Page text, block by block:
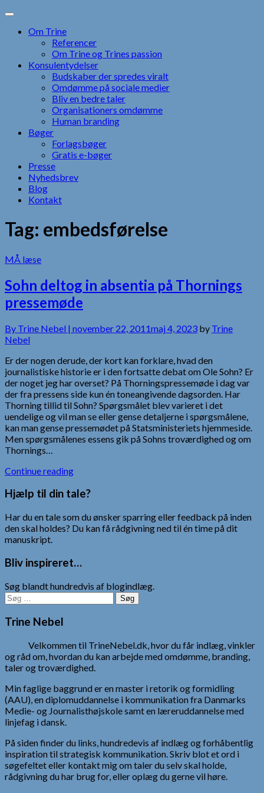
Skip
contentOm Trine
Referencer
Om Trine og Trines passion
Konsulentydelser
Budskaber der spredes viralt
Omdømme på sociale medier
Bliv en bedre taler
Organisationers omdømme
Human branding
Bøger
Forlagsbøger
Gratis e-bøger
Presse
Nyhedsbrev
Blog
Kontakt
Tag: embedsførelse
MÅ læse
Sohn deltog in absentia på Thornings
pressemøde
By Trine Nebel | november 22, 2011maj 4, 2023 by Trine
Nebel
Er der nogen derude, der kort kan forklare, hvad den
journalistiske historie er i den fortsatte debat om Ole Sohn? Er
der noget jeg har overset? På Thorningspressemøde i dag var
der fra pressens side kun én toneangivende dagsorden. Har
Thorning tillid til Sohn? Spørgsmålet blev varieret i det
uendelige og vil man se eller gense detaljerne i spørgsmålene,
kan man gense pressemødet på Statsministeriets hjemmeside.
Men spørgsmålenes essens gik på Sohns troværdighed og om
Thornings…
Continue reading
Hjælp til din tale?
Har du en tale som du ønsker sparring eller feedback på inden
den skal holdes? Du kan få rådgivning ned til én time på dit
manuskript.
Bliv inspireret…
Søg blandt hundredvis af blogindlæg.
Søg
efter:
Trine Nebel
Velkommen til TrineNebel.dk, hvor du får indlæg, vinkler
og råd om, hvordan du kan arbejde med omdømme, branding,
taler og troværdighed.
Min faglige baggrund er en master i retorik og formidling
(AAU), en diplomuddannelse i kommunikation fra Danmarks
Medie- og Journalisthøjskole samt en læreruddannelse med
linjefag i dansk.
På siden finder du links, hundredevis af indlæg og forhåbentlig
inspiration til strategisk kommunikation. Skriv blot et ord i
søgefeltet eller kontakt mig om taler du selv skal holde,
rådgivning du har brug for, eller oplæg du gerne vil høre.